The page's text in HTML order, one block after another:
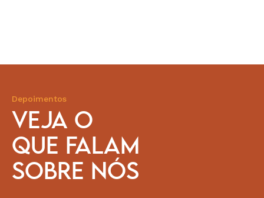
Depoimentos
VEJA O
QUE FALAM
SOBRE NÓS